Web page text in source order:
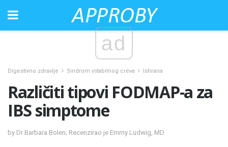
ad
Digestivno zdravlje Sindrom iritabilnog creva Ishrana
Različiti tipovi FODMAP-a za
IBS simptome
by Dr Barbara Bolen; Recenzirao je Emmy Ludwig, MD